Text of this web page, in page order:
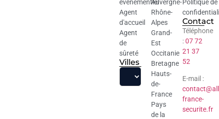
événementiel
Agent
d'accueil
Agent
de
sûreté
Villes
Auvergne-
Rhône-
Alpes
Grand-
Est
Occitanie
Bretagne
Hauts-
de-
France
Pays
de la
Politique de
Contact
Téléphone
:07 72
21 37
52
E-mail :
france-
securite.fr